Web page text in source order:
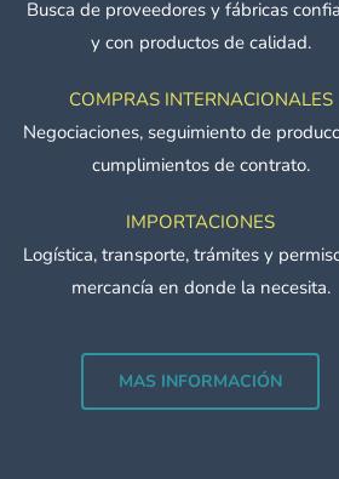
Busca de proveedores y fábricas
y con productos de calidad.
COMPRAS INTERNACIONALES
Negociaciones, seguimiento de
cumplimientos de contrato.
IMPORTACIONES
Logística, transporte, trámites y
mercancía en donde la necesita.
MAS INFORMACIÓN